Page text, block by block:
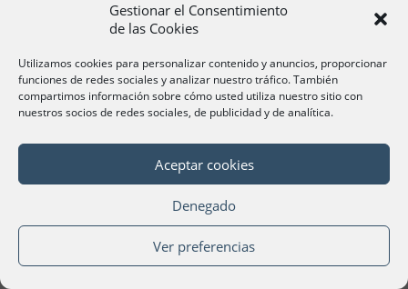
Gestionar el Consentimiento
de las Cookies
Utilizamos cookies para personalizar contenido y anuncios, proporcionar
funciones de redes sociales y analizar nuestro tráfico. También
compartimos información sobre cómo usted utiliza nuestro sitio con
nuestros socios de redes sociales, de publicidad y de analítica.
Aceptar cookies
Denegado
Ver preferencias
Síguenos
©Cámara Oficial de Comercio, Industria, Servicios y
Navegación de València 2020